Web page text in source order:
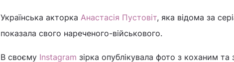
Українська акторка Анастасія Пустовіт, яка відома за
показала свого нареченого-військового.
В своєму Instagram зірка опублікувала фото з коханим